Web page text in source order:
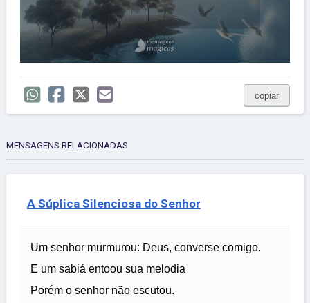
copiar
MENSAGENS RELACIONADAS
A Súplica Silenciosa do Senhor
Um senhor murmurou: Deus, converse comigo.
E um sabiá entoou sua melodia
Porém o senhor não escutou.